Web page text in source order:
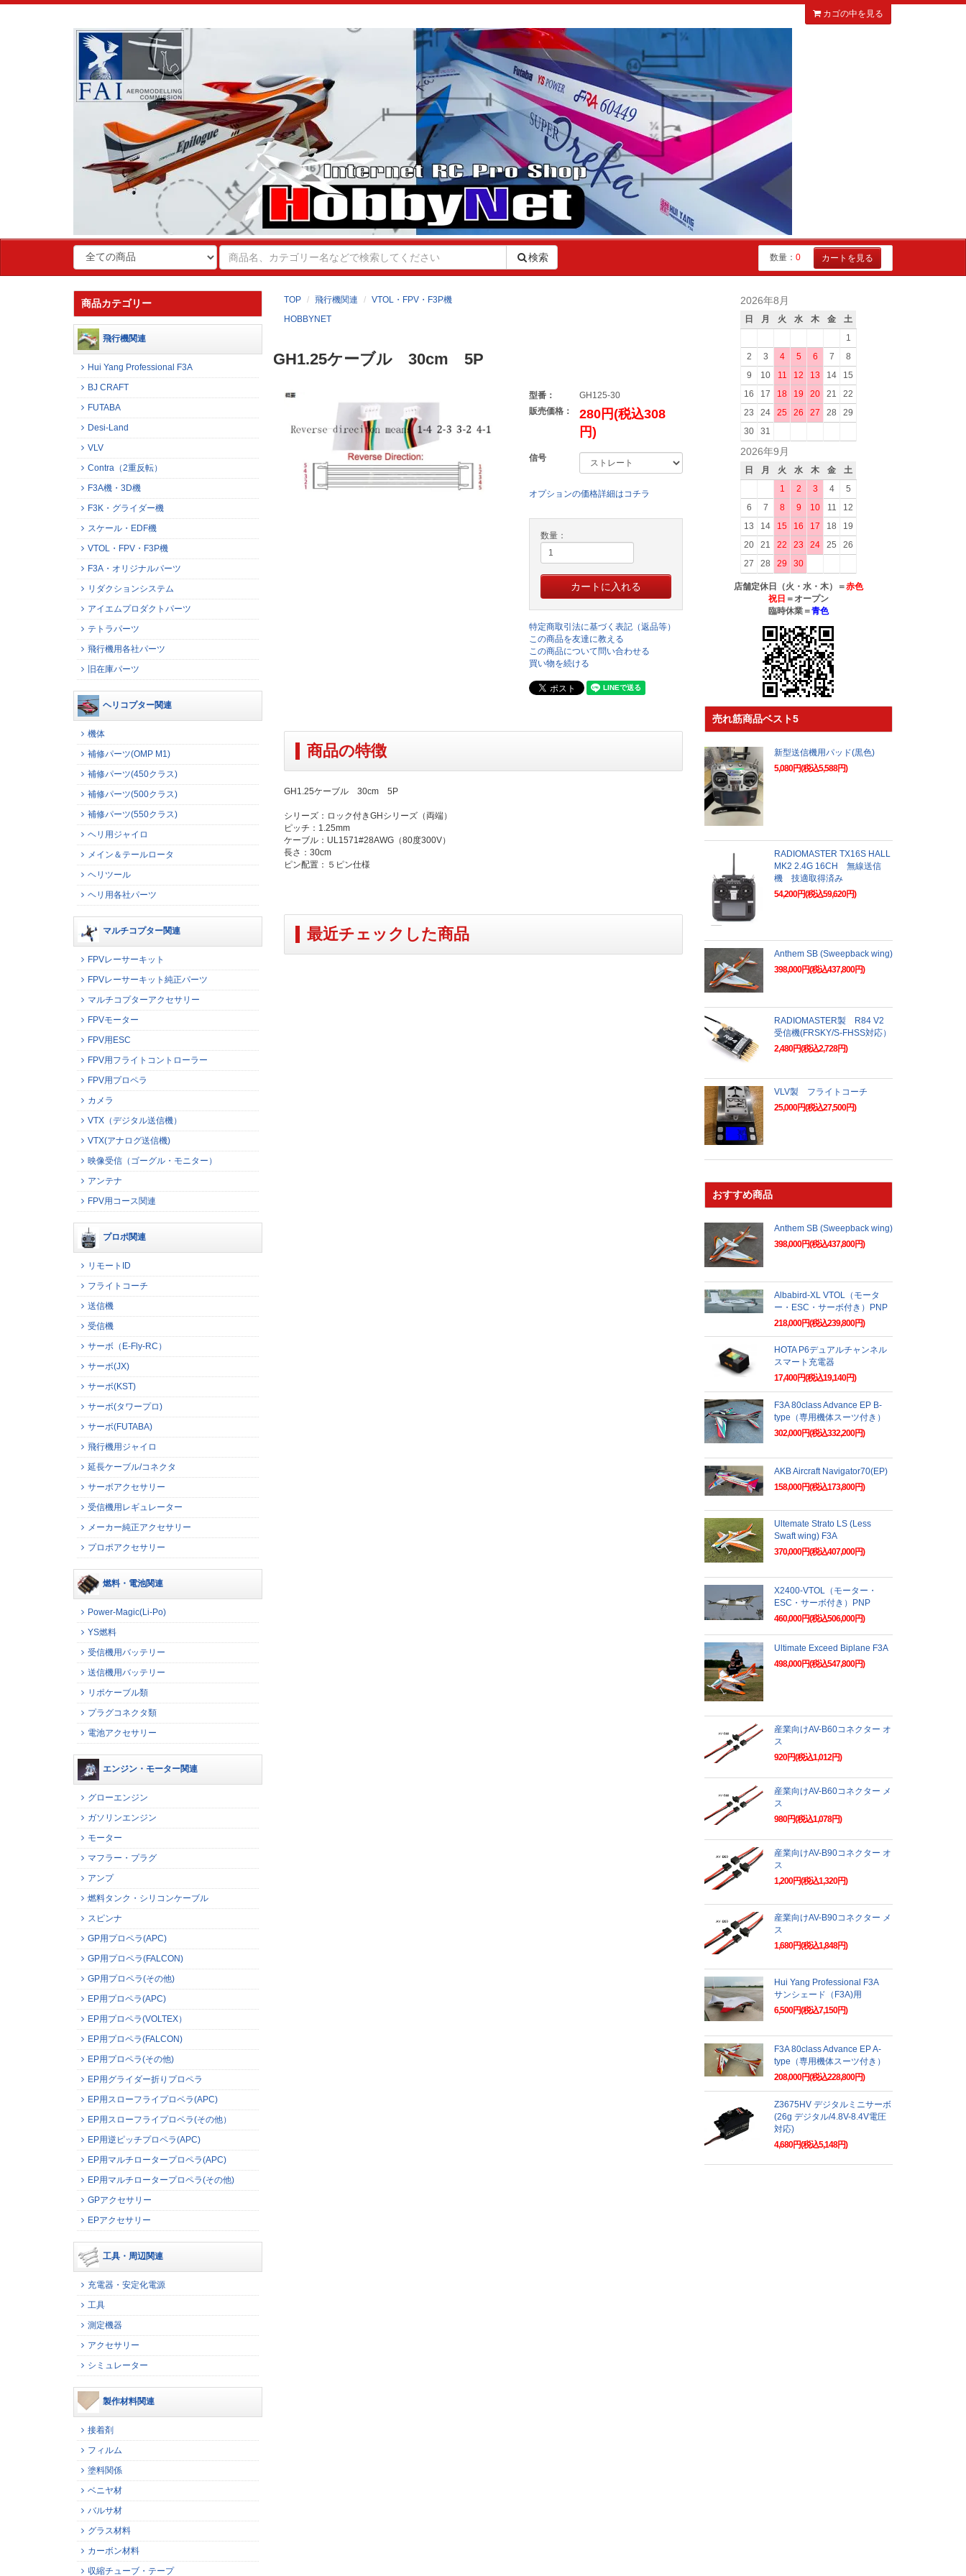
カゴの中を見る
検索 数量： 0 カートを見る
TOP 飛行機関連
VTOL・FPV・F3P機
HOBBYNET
GH1.25ケーブル 30cm 5P
型番：
GH125-30
販売価格：
280円(税込308
円)
信号
オプションの価格詳細はコチラ
数量：
特定商取引法に基づく表記（返品等）
この商品を友達に教える
この商品について問い合わせる
買い物を続ける
商品の特徴
GH1.25ケーブル 30cm 5P
シリーズ：ロック付きGHシリーズ（両端）
ピッチ：1.25mm
ケーブル：UL1571#28AWG（80度300V）
長さ：30cm
ピン配置：５ピン仕様
最近チェックした商品
商品カテゴリー
飛行機関連
Hui Yang Professional F3A
BJ CRAFT
FUTABA
Desi-Land
VLV
Contra（2重反転）
F3A機・3D機
F3K・グライダー機
スケール・EDF機
VTOL・FPV・F3P機
F3A・オリジナルパーツ
リダクションシステム
アイエムプロダクトパーツ
テトラパーツ
飛行機用各社パーツ
旧在庫パーツ
ヘリコプター関連
機体
補修パーツ(OMP M1)
補修パーツ(450クラス)
補修パーツ(500クラス)
補修パーツ(550クラス)
ヘリ用ジャイロ
メイン＆テールロータ
ヘリツール
ヘリ用各社パーツ
マルチコプター関連
FPVレーサーキット
FPVレーサーキット純正パーツ
マルチコプターアクセサリー
FPVモーター
FPV用ESC
FPV用フライトコントローラー
FPV用プロペラ
カメラ
VTX（デジタル送信機）
VTX(アナログ送信機)
映像受信（ゴーグル・モニター）
アンテナ
FPV用コース関連
プロポ関連
リモートID
フライトコーチ
送信機
受信機
サーボ（E-Fly-RC）
サーボ(JX)
サーボ(KST)
サーボ(タワープロ)
サーボ(FUTABA)
飛行機用ジャイロ
延長ケーブル/コネクタ
サーボアクセサリー
受信機用レギュレーター
メーカー純正アクセサリー
プロポアクセサリー
燃料・電池関連
Power-Magic(Li-Po)
YS燃料
受信機用バッテリー
送信機用バッテリー
リポケーブル類
プラグコネクタ類
電池アクセサリー
エンジン・モーター関連
グローエンジン
ガソリンエンジン
モーター
マフラー・プラグ
アンプ
燃料タンク・シリコンケーブル
スピンナ
GP用プロペラ(APC)
GP用プロペラ(FALCON)
GP用プロペラ(その他)
EP用プロペラ(APC)
EP用プロペラ(VOLTEX）
EP用プロペラ(FALCON)
EP用プロペラ(その他)
EP用グライダー折りプロペラ
EP用スローフライプロペラ(APC)
EP用スローフライプロペラ(その他）
EP用逆ピッチプロペラ(APC)
EP用マルチロータープロペラ(APC)
EP用マルチロータープロペラ(その他)
GPアクセサリー
EPアクセサリー
工具・周辺関連
充電器・安定化電源
工具
測定機器
アクセサリー
シミュレーター
製作材料関連
接着剤
フィルム
塗料関係
ベニヤ材
バルサ材
グラス材料
カーボン材料
収縮チューブ・テープ
2026年8月
日 月 火 水 木 金
土
1
2
3 4 5 6 7
8
9
10 11 12 13 14
15
16
17 18 19 20 21
22
23
24 25 26 27 28
29
30
31
2026年9月
日 月 火 水 木 金
土
1
2 3 4
5
6
7 8 9 10 11
12
13
14 15 16 17 18
19
20
21 22 23 24 25
26
27
28 29 30
店舗定休日（火・水・木）＝赤色
祝日 ＝オープン
臨時休業＝青色
売れ筋商品ベスト5
新型送信機用パッド(黒色)
5,080円(税込5,588円)
RADIOMASTER TX16S HALL
MK2 2.4G 16CH 無線送信
機 技適取得済み
54,200円(税込59,620円)
Anthem SB (Sweepback wing)
398,000円(税込437,800円)
RADIOMASTER製 R84 V2
受信機(FRSKY/S-FHSS対応）
2,480円(税込2,728円)
VLV製 フライトコーチ
25,000円(税込27,500円)
おすすめ商品
Anthem SB (Sweepback wing)
398,000円(税込437,800円)
Albabird-XL VTOL（モータ
ー・ESC・サーボ付き）PNP
218,000円(税込239,800円)
HOTA P6デュアルチャンネル
スマート充電器
17,400円(税込19,140円)
F3A 80class Advance EP B-
type（専用機体スーツ付き）
302,000円(税込332,200円)
AKB Aircraft Navigator70(EP)
158,000円(税込173,800円)
Ultemate Strato LS (Less
Swaft wing) F3A
370,000円(税込407,000円)
X2400-VTOL（モーター・
ESC・サーボ付き）PNP
460,000円(税込506,000円)
Ultimate Exceed Biplane F3A
498,000円(税込547,800円)
産業向けAV-B60コネクター オ
ス
920円(税込1,012円)
産業向けAV-B60コネクター メ
ス
980円(税込1,078円)
産業向けAV-B90コネクター オ
ス
1,200円(税込1,320円)
産業向けAV-B90コネクター メ
ス
1,680円(税込1,848円)
Hui Yang Professional F3A
サンシェード（F3A)用
6,500円(税込7,150円)
F3A 80class Advance EP A-
type（専用機体スーツ付き）
208,000円(税込228,800円)
Z3675HV デジタルミニサーボ
(26g デジタル/4.8V-8.4V電圧
対応)
4,680円(税込5,148円)